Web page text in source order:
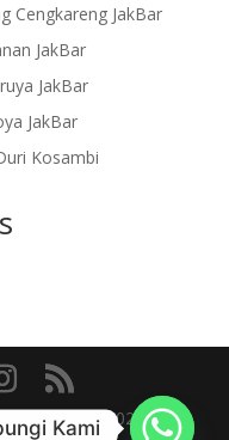
Cengkareng JakBar
JakBar
JakBar
JakBar
Kosambi
Copyright 2025
Kami